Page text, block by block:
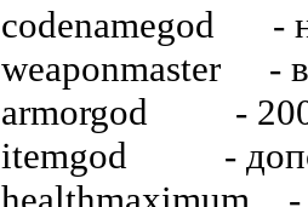
codenamegod -
weaponmaster -
armorgod -
itemgod -